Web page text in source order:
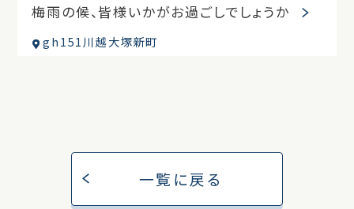
梅雨の候、皆様いかがお過ごしでしょうか
gh151川越大塚新町
一覧に戻る